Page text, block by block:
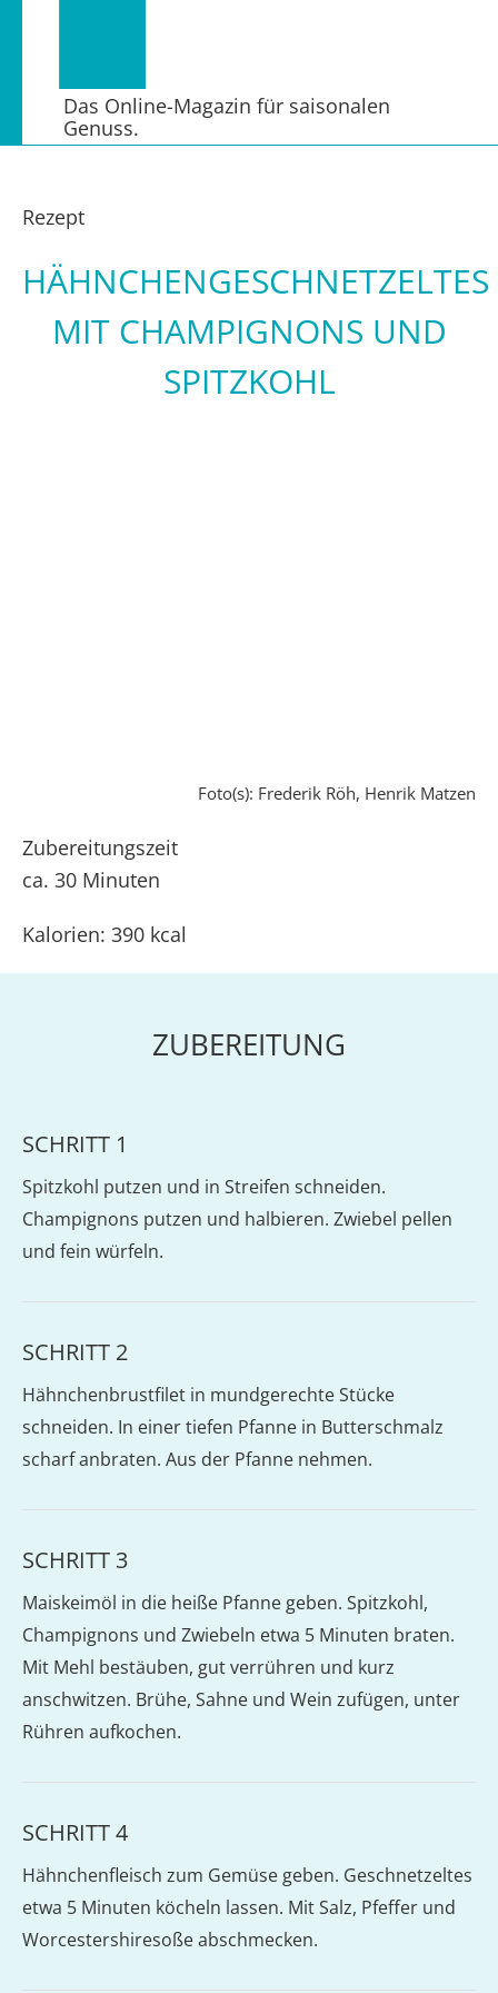
Das Online-Magazin für saisonalen
Genuss.
Rezept
HÄHNCHENGESCHNETZELTES
MIT CHAMPIGNONS UND
SPITZKOHL
Foto(s): Frederik Röh, Henrik Matzen
Zubereitungszeit
ca. 30 Minuten
Kalorien: 390 kcal
ZUBEREITUNG
SCHRITT 1
Spitzkohl putzen und in Streifen schneiden.
Champignons putzen und halbieren. Zwiebel pellen
und fein würfeln.
SCHRITT 2
Hähnchenbrustfilet in mundgerechte Stücke
schneiden. In einer tiefen Pfanne in Butterschmalz
scharf anbraten. Aus der Pfanne nehmen.
SCHRITT 3
Maiskeimöl in die heiße Pfanne geben. Spitzkohl,
Champignons und Zwiebeln etwa 5 Minuten braten.
Mit Mehl bestäuben, gut verrühren und kurz
anschwitzen. Brühe, Sahne und Wein zufügen, unter
Rühren aufkochen.
SCHRITT 4
Hähnchenfleisch zum Gemüse geben. Geschnetzeltes
etwa 5 Minuten köcheln lassen. Mit Salz, Pfeffer und
Worcestershiresoße abschmecken.